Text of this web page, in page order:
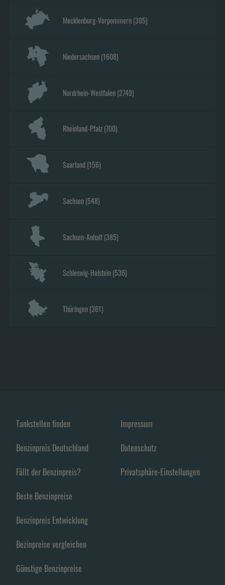
Mecklenburg-Vorpommern(305)
Niedersachsen(1608)
Nordrhein-Westfalen(2749)
Rheinland-Pfalz(700)
Saarland(156)
Sachsen(548)
Sachsen-Anhalt(385)
Schleswig-Holstein(536)
Thüringen(361)
Tankstellen finden
Benzinpreis Deutschland
Fällt der Benzinpreis?
Beste Benzinpreise
Benzinpreis Entwicklung
Bezinpreise vergleichen
Günstige Benzinpreise
Impressum
Datenschutz
Privatsphäre-Einstellungen